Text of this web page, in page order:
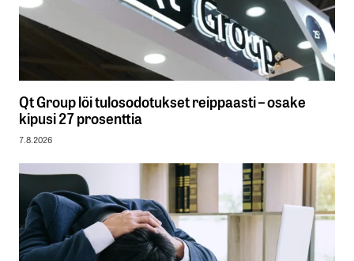
Qt Group löi tulosodotukset reippaasti – osake
kipusi 27 prosenttia
7.8.2026